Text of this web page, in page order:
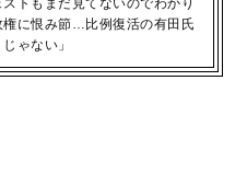
権に恨み節…比例復活の有田氏
ゃない」